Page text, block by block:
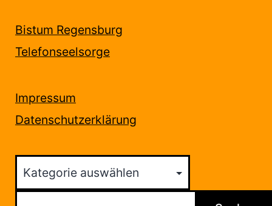
Bistum Regensburg
Telefonseelsorge
Impressum
Datenschutzerklärung